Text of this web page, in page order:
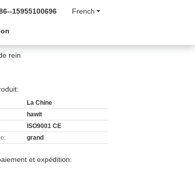
French
15955100696
rein
La Chine
hawit
ISO9001 CE
grand
et expédition: